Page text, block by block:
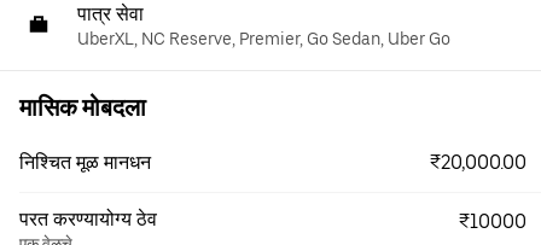
पात्र सेवा
UberXL, NC Reserve, Premier, Go Sedan, Uber Go
मासिक मोबदला
निश्चित मूळ मानधन ₹20,000.00
परत करण्यायोग्य ठेव ₹10000